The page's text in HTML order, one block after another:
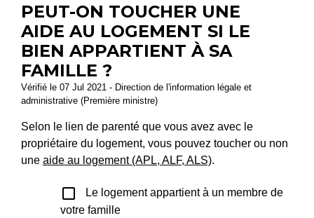
PEUT-ON TOUCHER UNE
AIDE AU LOGEMENT SI LE
BIEN APPARTIENT À SA
FAMILLE ?
Vérifié le 07 Jul 2021 - Direction de l'information légale et
administrative (Première ministre)
Selon le lien de parenté que vous avez avec le
propriétaire du logement, vous pouvez toucher ou non
une aide au logement (APL, ALF, ALS).
check_box_outline_blank
Le logement appartient à un membre de
votre famille